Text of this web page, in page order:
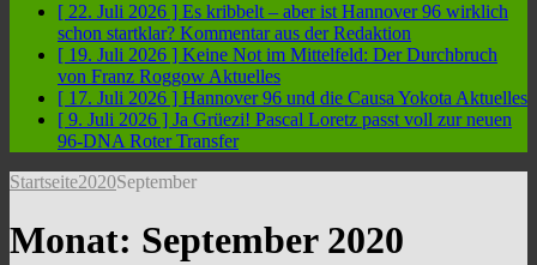
[ 22. Juli 2026 ] Es kribbelt – aber ist Hannover 96 wirklich
schon startklar? Kommentar aus der Redaktion
[ 19. Juli 2026 ] Keine Not im Mittelfeld: Der Durchbruch
von Franz Roggow Aktuelles
[ 17. Juli 2026 ] Hannover 96 und die Causa Yokota Aktuelles
[ 9. Juli 2026 ] Ja Grüezi! Pascal Loretz passt voll zur neuen
96-DNA Roter Transfer
Startseite2020September
Monat: September 2020